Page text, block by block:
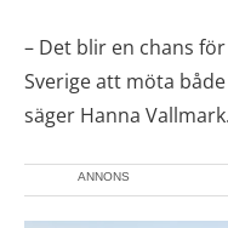
– Det blir en chans
Sverige att möta
säger Hanna Vallmark.
ANNONS